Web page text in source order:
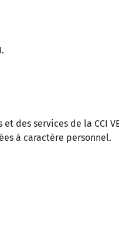
services de la CCI
à caractère personnel.